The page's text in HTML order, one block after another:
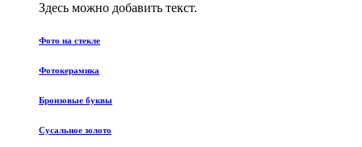
Здесь можно добавить текст.
Фото на стекле
Фотокерамика
Бронзовые буквы
Сусальное золото